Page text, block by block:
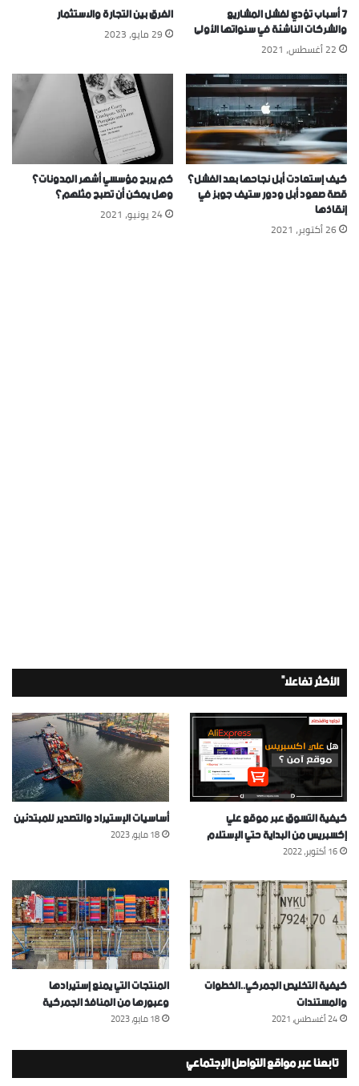
٧ أسباب تؤدي لفشل المشاريع
والشركات الناشئة في سنواتها الأولى
22 أغسطس، 2021
الفرق بين التجارة والاستثمار
29 مايو، 2023
كيف إستعادت أبل نجاحها بعد الفشل؟
قصة صعود أبل ودور ستيف جوبز في
إنقاذها
26 أكتوبر، 2021
كم يربح مؤسسي أشهر المدونات؟
وهل يمكن أن تصبح مثلهم؟
24 يونيو، 2021
الأكثر تفاعلاً
كيفية التسوق عبر موقع علي
إكسبريس من البداية حتي الإستلام
16 أكتوبر، 2022
أساسيات الإستيراد والتصدير للمبتدئين
18 مايو، 2023
كيفية التخليص الجمركي..الخطوات
والمستندات
24 أغسطس، 2021
المنتجات التي يمنع إستيرادها
وعبورها من المنافذ الجمركية
18 مايو، 2023
تابعنا عبر مواقع التواصل الإجتماعي